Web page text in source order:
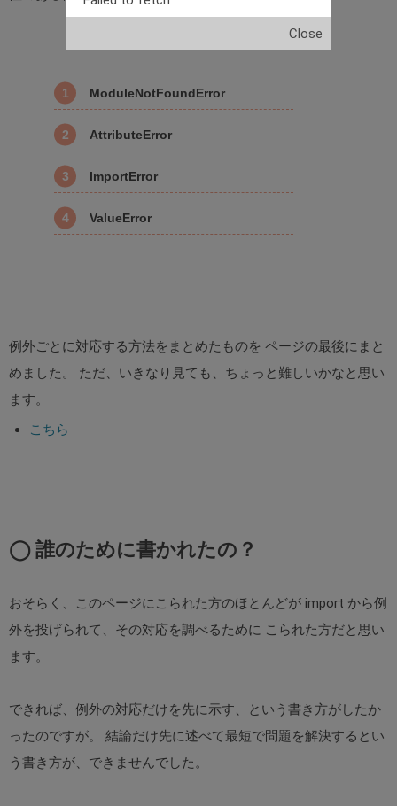
ModuleNotFoundError
AttributeError
ImportError
ValueError
例外ごとに対応する方法をまとめたものを ページの最後にまと
めました。 ただ、いきなり見ても、ちょっと難しいかなと思い
ます。
こちら
◯ 誰のために書かれたの？
おそらく、このページにこられた方のほとんどが import から例
外を投げられて、その対応を調べるために こられた方だと思い
ます。
できれば、例外の対応だけを先に示す、という書き方がしたか
ったのですが。 結論だけ先に述べて最短で問題を解決するとい
う書き方が、できませんでした。
Close